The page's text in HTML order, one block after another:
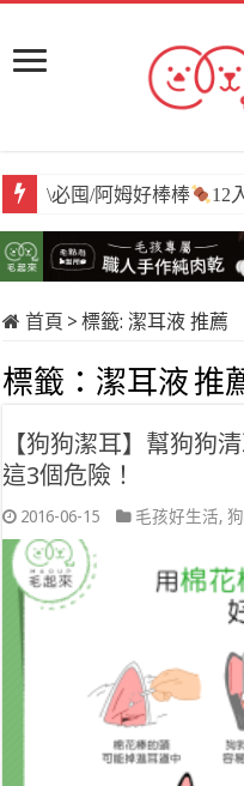
\必囤/阿姆好棒棒 12
首頁 > 標籤:潔耳液 推薦
標籤： 潔耳液 推
【狗狗潔耳】幫狗狗
這3個危險！
2016-06-15 毛孩好生活,